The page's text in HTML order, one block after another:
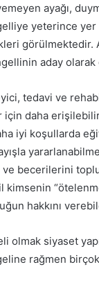
ayağı,
yeterince yer
görülmektedir.
aday
tedavi ve
için daha
iyi koşullarda
becerilerini
hakkını
olmak siyaset
rağmen